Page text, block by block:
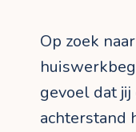
Op zoek
gevoel dat
achterstand